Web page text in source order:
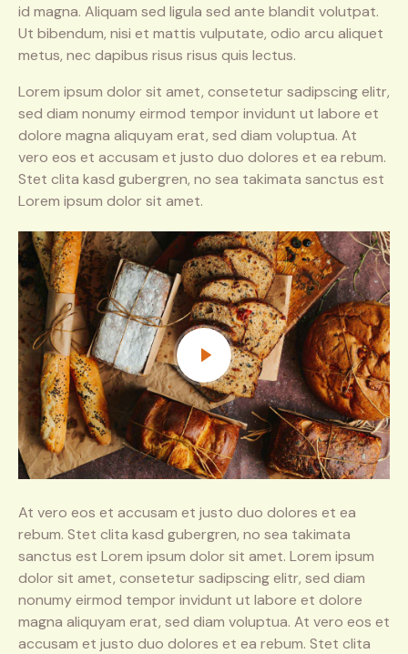
id magna. Aliquam sed ligula sed ante blandit volutpat.
Ut bibendum, nisi et mattis vulputate, odio arcu aliquet
metus, nec dapibus risus risus quis lectus.
Lorem ipsum dolor sit amet, consetetur sadipscing elitr,
sed diam nonumy eirmod tempor invidunt ut labore et
dolore magna aliquyam erat, sed diam voluptua. At
vero eos et accusam et justo duo dolores et ea rebum.
Stet clita kasd gubergren, no sea takimata sanctus est
Lorem ipsum dolor sit amet.
At vero eos et accusam et justo duo dolores et ea
rebum. Stet clita kasd gubergren, no sea takimata
sanctus est Lorem ipsum dolor sit amet. Lorem ipsum
dolor sit amet, consetetur sadipscing elitr, sed diam
nonumy eirmod tempor invidunt ut labore et dolore
magna aliquyam erat, sed diam voluptua. At vero eos et
accusam et justo duo dolores et ea rebum. Stet clita